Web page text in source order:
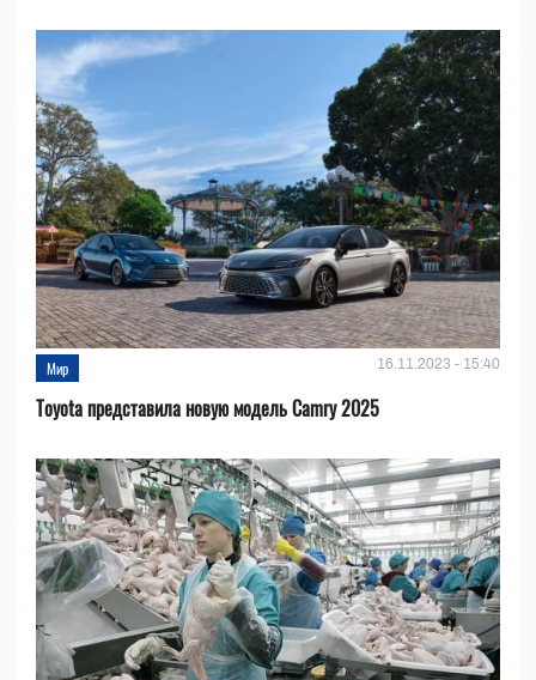
Мир 16.11.2023 - 15:40
Toyota представила новую модель Camry 2025